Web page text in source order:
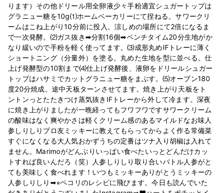
ります）その他ドリール用全卵液少々手粉適宜シュガートップは
グラニュー糖を10g⑴ホームベーカリーにて捏ねる。サワークリ
ームはこね上がり10分前に投入。涼しめの場所にて2倍になるま
で一次発酵。⑵ガス抜き➡︎分割16個➡︎ベンチタイム20分生地がか
なり緩いので手粉を軽く使ってます。⑶成形丸めIFトレーに薄く
ショートニング（分量外）を塗る。丸めた生地を型に並べる。仕
上げ発酵型の10割まで⑷仕上げ発酵後、液卵をドリールシュガー
トップはハサミでカットグラニュー糖をまぶす。⑸オーブン180
度20分焼成。途中天板ターンさせてます。焼き上がり天板をト
ントンっとたたきつけ蒸気抜きIFトレーから外して冷ます。深夜
に焼き上がりましたが一晩経ってもフワフワですサワークリーム
の酸味はなく爽やかさは軽くクリーム感のあるマイルドなお味人
参しりしりブロ友ミッキーに教えてもらってからよく作る常備菜
すぐになくなる大人気おかずうちの定番はツナ入り胡椒は入れて
ません。Marimoがどんぶりいっぱい食べたいっとどんだけカッ
トすれば良いんだろ（笑）人参しりしり取り合いバトル人参がと
ても美味しく食べれます！いつもミッキーありがとうミッキーの
人参しりしり➡︎⭐︎ペコリのレシピに飛びます。今日も読んでいた